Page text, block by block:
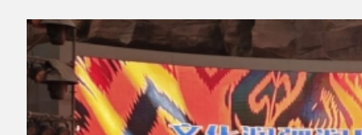
地 址：新疆阿克陶县文化东路188号 法律声明
中国互联网举报中心
新公网安备65302202000102号
新ICP备
12003422号
关于我们